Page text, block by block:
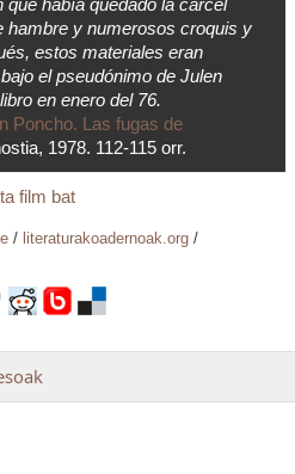
que había quedado la cárcel
hambre y numerosos croquis y
estos materiales eran
el pseudónimo de Julen
en enero del 76.
Poncho. Las fugas de
1978. 112-115 orr.
film bat
/ literaturakoadernoak.org /